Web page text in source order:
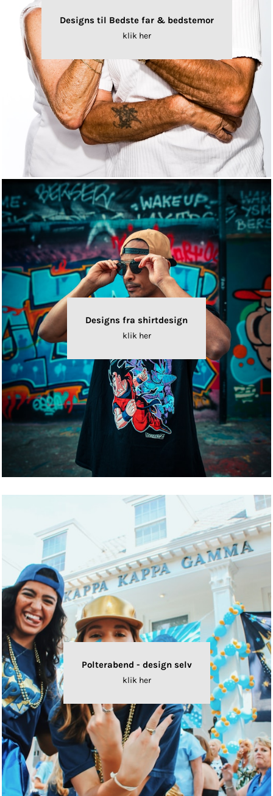
Designs til Bedste far & bedstemor
klik her
Designs fra shirtdesign
klik her
Polterabend - design selv
klik her